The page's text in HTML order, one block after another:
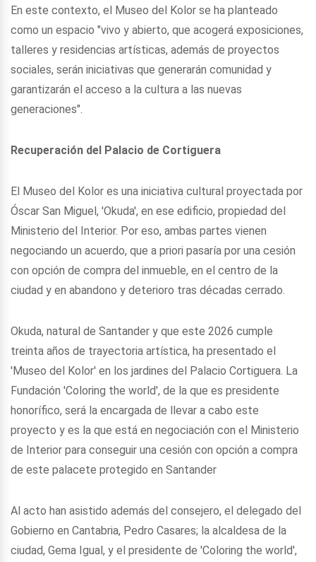
En este contexto, el Museo del Kolor se ha planteado
como un espacio "vivo y abierto, que acogerá exposiciones,
talleres y residencias artísticas, además de proyectos
sociales, serán iniciativas que generarán comunidad y
garantizarán el acceso a la cultura a las nuevas
generaciones".
Recuperación del Palacio de Cortiguera
El Museo del Kolor es una iniciativa cultural proyectada por
Óscar San Miguel, 'Okuda', en ese edificio, propiedad del
Ministerio del Interior. Por eso, ambas partes vienen
negociando un acuerdo, que a priori pasaría por una cesión
con opción de compra del inmueble, en el centro de la
ciudad y en abandono y deterioro tras décadas cerrado.
Okuda, natural de Santander y que este 2026 cumple
treinta años de trayectoria artística, ha presentado el
'Museo del Kolor' en los jardines del Palacio Cortiguera. La
Fundación 'Coloring the world', de la que es presidente
honorífico, será la encargada de llevar a cabo este
proyecto y es la que está en negociación con el Ministerio
de Interior para conseguir una cesión con opción a compra
de este palacete protegido en Santander
Al acto han asistido además del consejero, el delegado del
Gobierno en Cantabria, Pedro Casares; la alcaldesa de la
ciudad, Gema Igual, y el presidente de 'Coloring the world',